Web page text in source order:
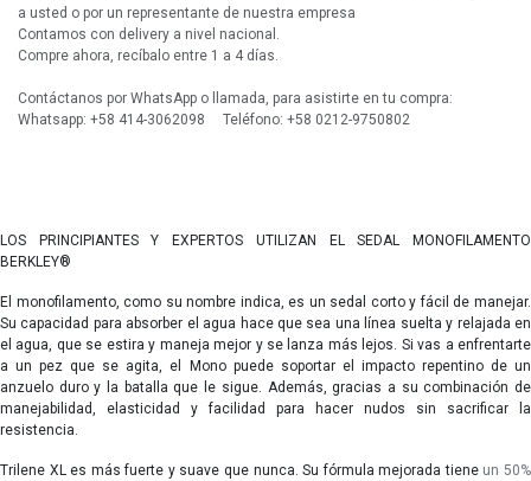
a usted o por un representante de nuestra empresa
Contamos con delivery a nivel nacional.
Compre ahora, recíbalo entre 1 a 4 días.
Contáctanos por WhatsApp o llamada, para asistirte en tu compra:
Whatsapp: +58 414-3062098 Teléfono: +58 0212-9750802
LOS PRINCIPIANTES Y EXPERTOS UTILIZAN EL SEDAL MONOFILAMENTO
BERKLEY®
El monofilamento, como su nombre indica, es un sedal corto y fácil de manejar.
Su capacidad para absorber el agua hace que sea una línea suelta y relajada en
el agua, que se estira y maneja mejor y se lanza más lejos. Si vas a enfrentarte
a un pez que se agita, el Mono puede soportar el impacto repentino de un
anzuelo duro y la batalla que le sigue. Además, gracias a su combinación de
manejabilidad, elasticidad y facilidad para hacer nudos sin sacrificar la
resistencia.
Trilene XL es más fuerte y suave que nunca. Su fórmula mejorada tiene un 50%